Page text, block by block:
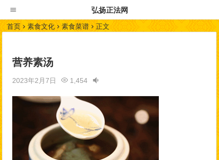
弘扬正法网
首页 素食文化 素食菜谱 正文
营养素汤
2023年2月7日 1,454